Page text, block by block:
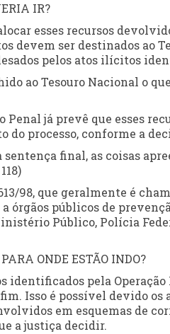
IR?
esses recursos
devem ser destinados ao
pelos atos ilícitos
ao Tesouro Nacional o
Penal já prevê que esses
processo, conforme a
final, as coisas
98, que geralmente é
órgãos públicos de
Público, Polícia
ONDE ESTÃO INDO?
pela Operação
Isso é possível devido
em esquemas de
a justiça decidir.